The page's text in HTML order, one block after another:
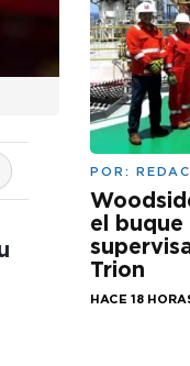
POR:
el
Trion
HACE 18